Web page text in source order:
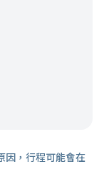
因，行程可能會在